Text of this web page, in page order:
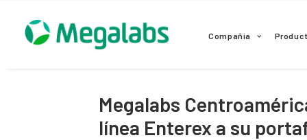
Compañia
Megalabs
línea Enterex a su